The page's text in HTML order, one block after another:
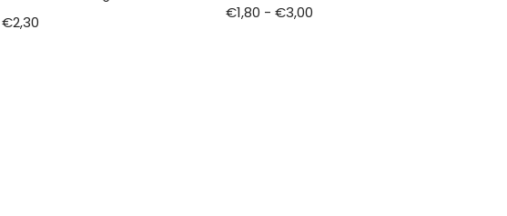
€2,30
€1,80 - €3,00